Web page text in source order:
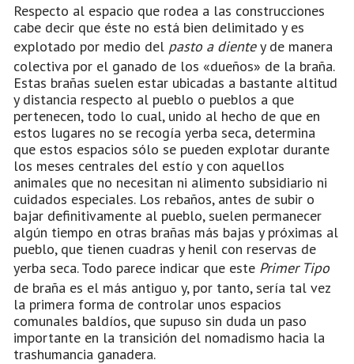
Respecto al espacio que rodea a las construcciones
cabe decir que éste no está bien delimitado y es
explotado por medio del pasto a dientey de manera
colectiva por el ganado de los «dueños» de la braña.
Estas brañas suelen estar ubicadas a bastante altitud
y distancia respecto al pueblo o pueblos a que
pertenecen, todo lo cual, unido al hecho de que en
estos lugares no se recogía yerba seca, determina
que estos espacios sólo se pueden explotar durante
los meses centrales del estío y con aquellos
animales que no necesitan ni alimento subsidiario ni
cuidados especiales. Los rebaños, antes de subir o
bajar definitivamente al pueblo, suelen permanecer
algún tiempo en otras brañas más bajas y próximas al
pueblo, que tienen cuadras y henil con reservas de
yerba seca. Todo parece indicar que este Primer Tipo
de braña es el más antiguo y, por tanto, sería tal vez
la primera forma de controlar unos espacios
comunales baldíos, que supuso sin duda un paso
importante en la transición del nomadismo hacia la
trashumancia ganadera.